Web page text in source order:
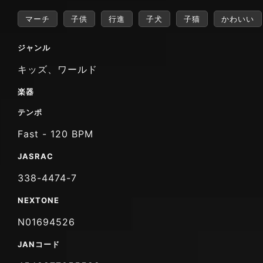
マーチ 子供 行進 子犬 子猫 かわいい
ジャンル
キッズ、ワールド
楽器
テンポ
Fast - 120 BPM
JASRAC
338-4474-7
NEXTONE
N01694526
JANコード